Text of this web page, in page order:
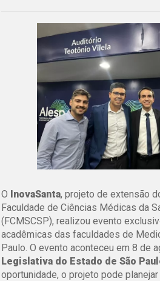
O InovaSanta, projeto de extensão
Faculdade de Ciências Médicas da
(FCMSCSP), realizou evento
acadêmicas das faculdades de
Paulo. O evento aconteceu em 8 de
Legislativa do Estado de São
oportunidade, o projeto pode